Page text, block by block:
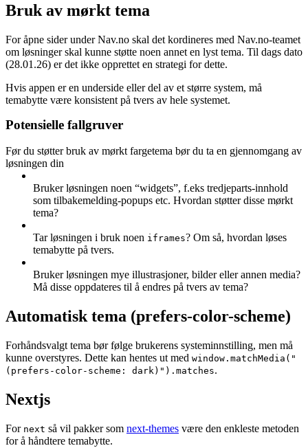
Bruk av mørkt tema
For åpne sider under Nav.no skal det kordineres med Nav.no-teamet
om løsninger skal kunne støtte noen annet en lyst tema. Til dags dato
(28.01.26) er det ikke opprettet en strategi for dette.
Hvis appen er en underside eller del av et større system, må
temabytte være konsistent på tvers av hele systemet.
Potensielle fallgruver
Før du støtter bruk av mørkt fargetema bør du ta en gjennomgang av
løsningen din
Bruker løsningen noen “widgets”, f.eks tredjeparts-innhold
som tilbakemelding-popups etc. Hvordan støtter disse mørkt
tema?
Tar løsningen i bruk noen iframes? Om så, hvordan løses
temabytte på tvers.
Bruker løsningen mye illustrasjoner, bilder eller annen media?
Må disse oppdateres til å endres på tvers av tema?
Automatisk tema (prefers-color-scheme)
Forhåndsvalgt tema bør følge brukerens systeminnstilling, men må
kunne overstyres. Dette kan hentes ut med window.matchMedia("
(prefers-color-scheme: dark)").matches.
Nextjs
For next så vil pakker som next-themes være den enkleste metoden
for å håndtere temabytte.